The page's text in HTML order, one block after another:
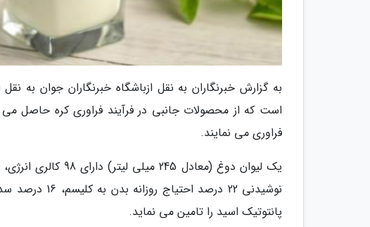
به گزارش خبرنگاران به نقل ازباشگاه خبرنگاران جوان
است که از محصولات جانبی در فرآیند فراوری کره حاصل
فراوری می نمایند.
پانتوتیک اسید را تامین می نماید.